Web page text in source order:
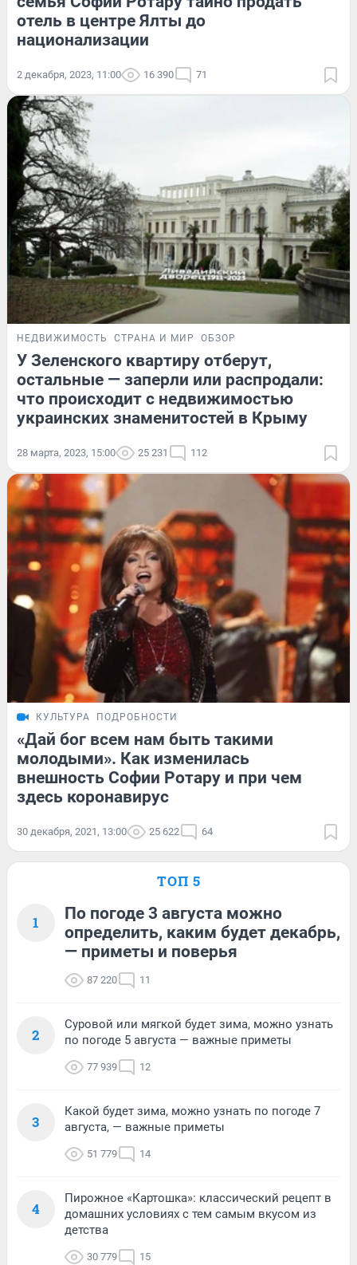
отель в центре Ялты до
национализации
2 декабря, 2023, 11:00 16 390 71
НЕДВИЖИМОСТЬ СТРАНА И МИР ОБЗОР
У Зеленского квартиру отберут,
остальные — заперли или распродали:
что происходит с недвижимостью
украинских знаменитостей в Крыму
28 марта, 2023, 15:00 25 231 112
КУЛЬТУРА ПОДРОБНОСТИ
«Дай бог всем нам быть такими
молодыми». Как изменилась
внешность Софии Ротару и при чем
здесь коронавирус
30 декабря, 2021, 13:00 25 622 64
ТОП 5
1
По погоде 3 августа можно
определить, каким будет декабрь,
— приметы и поверья
87 220 11
2
Суровой или мягкой будет зима, можно узнать
по погоде 5 августа — важные приметы
77 939 12
3
Какой будет зима, можно узнать по погоде 7
августа, — важные приметы
51 779 14
4
Пирожное «Картошка»: классический рецепт в
домашних условиях с тем самым вкусом из
детства
30 779 15